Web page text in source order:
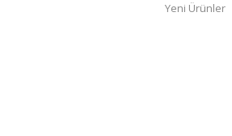
Yeni Ürünler